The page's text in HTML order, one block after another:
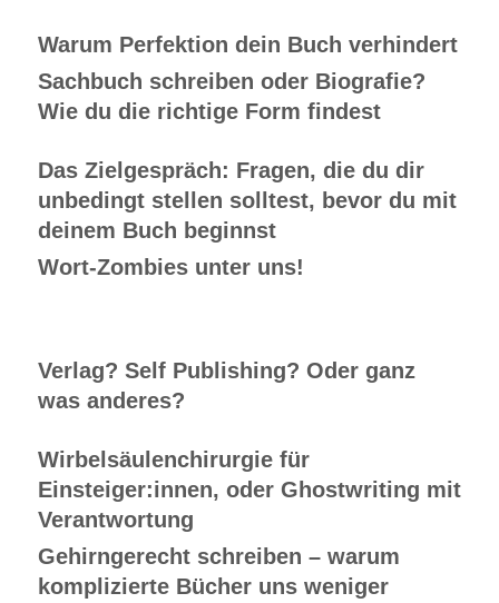
Warum Perfektion dein Buch verhindert
Sachbuch schreiben oder Biografie?
Wie du die richtige Form findest
Das Zielgespräch: Fragen, die du dir
unbedingt stellen solltest, bevor du mit
deinem Buch beginnst
Wort-Zombies unter uns!
Verlag? Self Publishing? Oder ganz
was anderes?
Wirbelsäulenchirurgie für
Einsteiger:innen, oder Ghostwriting mit
Verantwortung
Gehirngerecht schreiben – warum
komplizierte Bücher uns weniger